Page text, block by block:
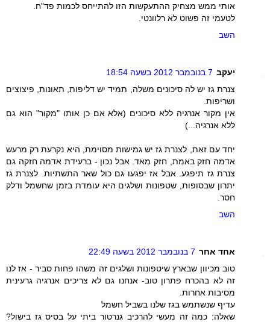
אותי ממש מצחיק ההתעקשות הזו להתייחס לכמות פד"ח.
לטעמי זה פשוט לא רלוונטי.
השב
יעקב 7 בנובמבר 2012 בשעה 18:54
צנרת גז יש לה סיכונים משלה, תמיד יש דליפות, תאונות, פיצוצים
ושריפות.
אין מקור אנרגיה ללא סיכונים (אלא אם כן אותו "מקור" הוא גם
ללא אנרגיה...)
יחד עם זאת, לצנרת גז יש גמישות מסוימת, היא נקרעת רק מרעש
אדמה חזק באמת, חזק מאד. אבל נכון - ברעידת אדמה חזקה גם
צנרת גז תיפגע. אבל אז יפגעו גם כול שאר התשתיות. לצנרת גז
יתרון שבסופות, שטפונות ושלגים היא עומדת בזמן שחשמל ודלק
חסר.
השב
אחד אחר 7 בנובמבר 2012 בשעה 22:49
טוב מכיוון שבארץ שיטפונות ושלגים זה משהו פחות סביר - אז לנו
זה לא בהכרח פתרון טוב- אנחנו גם לא צריכים אנרגיה גרעינית
מסיבות אחרות.
עדיף שנשתמש בגז שלנו בשביל חשמל
שאלה: כמה זה מעשי להרכיב גנרטור ביתי על בסיס גז בישול?